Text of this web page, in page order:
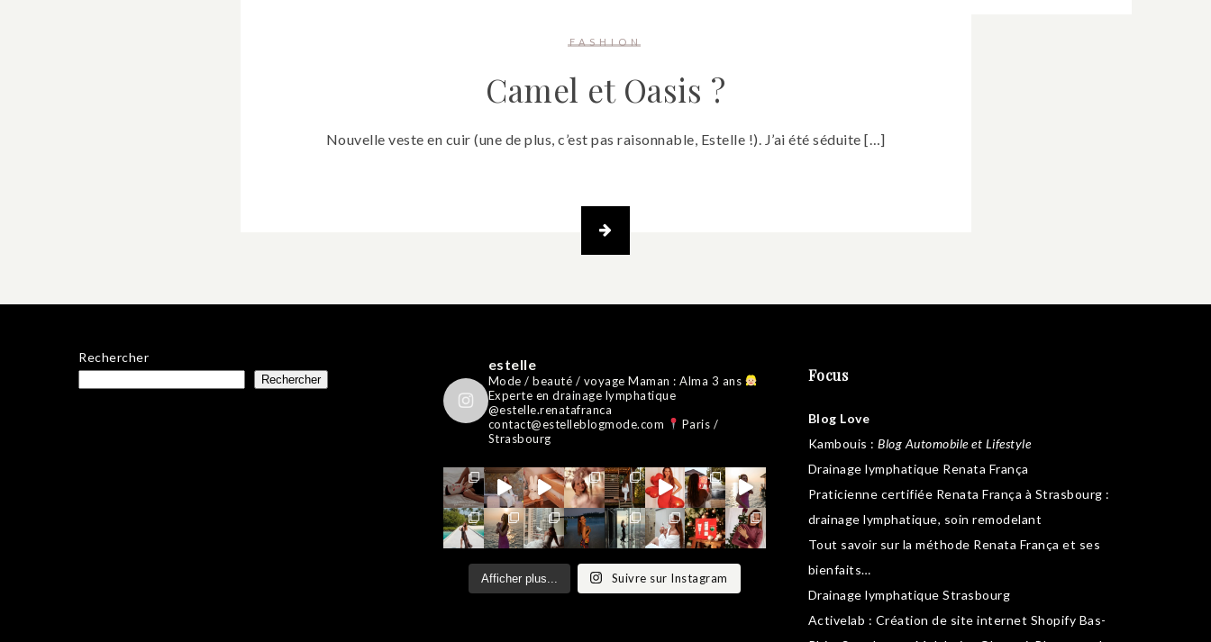
FASHION
Camel et Oasis ?
Nouvelle veste en cuir (une de plus, c’est pas raisonnable, Estelle !). J’ai été séduite […]
Rechercher
Rechercher
estelle
Mode / beauté / voyageMaman : Alma 3 ans
Experte en drainage lymphatique
@estelle.renatafranca
contact@estelleblogmode.com
Paris /
Strasbourg
Afficher plus... Suivre sur Instagram
Focus
Blog Love
Kambouis :Blog Automobile et Lifestyle
Drainage lymphatique Renata França
Praticienne certifiée Renata França à Strasbourg :
drainage lymphatique, soin remodelant
Tout savoir sur laméthode Renata França et ses
bienfaits…
Drainage lymphatique Strasbourg
Activelab : Création de site internet Shopify Bas-